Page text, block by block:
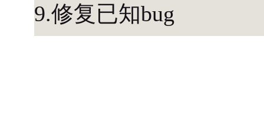
9.修复已知bug